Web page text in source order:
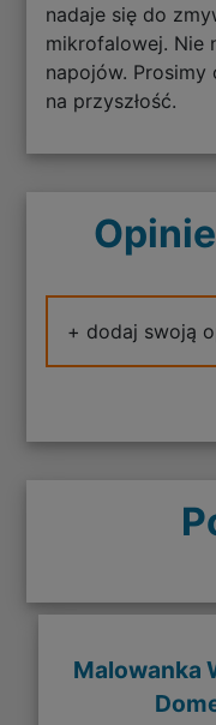
nadaje się do
mikrofalowej. Nie
napojów.
na przyszłość.
+ dodaj swoją
Malowanka